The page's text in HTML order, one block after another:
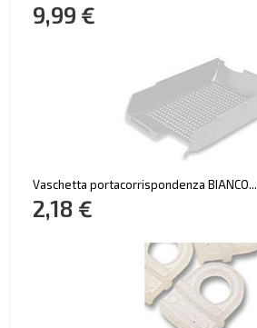
9,99 €
Vaschetta portacorrispondenza BIANCO...
2,18 €